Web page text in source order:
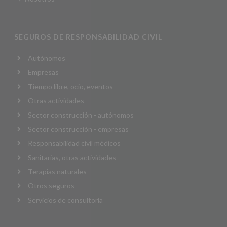
SEGUROS DE RESPONSABILIDAD CIVIL
Autónomos
Empresas
Tiempo libre, ocio, eventos
Otras actividades
Sector construcción - autónomos
Sector construcción - empresas
Responsabilidad civil médicos
Sanitarias, otras actividades
Terapias naturales
Otros seguros
Servicios de consultoría